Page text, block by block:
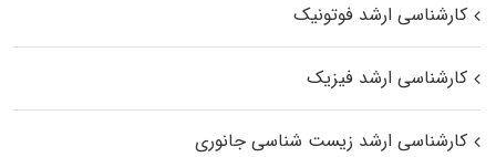
کارشناسی ارشد فوتونیک
کارشناسی ارشد فیزیک
کارشناسی ارشد زیست‌ شناسی جانوری